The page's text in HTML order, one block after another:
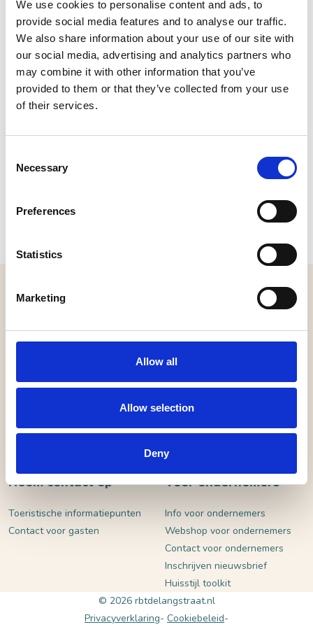
We use cookies to personalise content and ads, to
provide social media features and to analyse our traffic.
We also share information about your use of our site with
our social media, advertising and analytics partners who
may combine it with other information that you’ve
provided to them or that they’ve collected from your use
of their services.
Selection
Necessary
Preferences
Statistics
Marketing
Allow all
Allow selection
Deny
CONTACT
Staatenbolwerk , Geertruidenberg
Plan je route
Neem contact op
Toeristische informatiepunten
Contact voor gasten
Voor ondernemers
Info voor ondernemers
Webshop voor ondernemers
Contact voor ondernemers
Inschrijven nieuwsbrief
Huisstijl toolkit
© 2026 rbtdelangstraat.nl
Privacyverklaring Cookiebeleid